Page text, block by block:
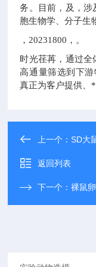
务。目前，及，涉
胞生物学、分子生
，20231800，。
时光荏苒，通过
高通量筛选到下
真正为客户提供、
上一个：SD大
返回列表
下一个：裸鼠